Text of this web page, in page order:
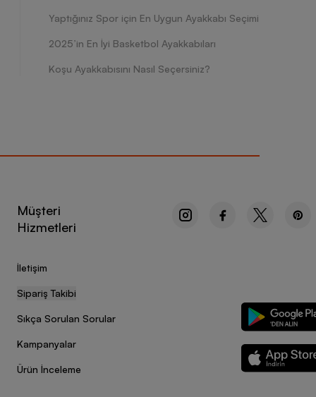
Yaptığınız Spor için En Uygun Ayakkabı Seçimi
2025’in En İyi Basketbol Ayakkabıları
Koşu Ayakkabısını Nasıl Seçersiniz?
Müşteri
Hizmetleri
İletişim
Sipariş Takibi
Sıkça Sorulan Sorular
Kampanyalar
Ürün İnceleme